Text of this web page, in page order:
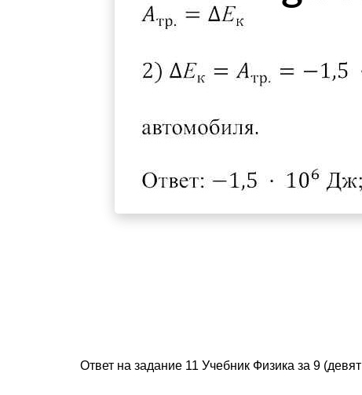
Ответ на задание 11 Учебник Физика за 9